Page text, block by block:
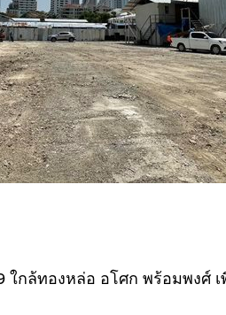
กล้ทองหล่อ อโศก พร้อมพงศ์